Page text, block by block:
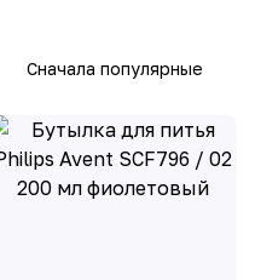
Сначала популярные